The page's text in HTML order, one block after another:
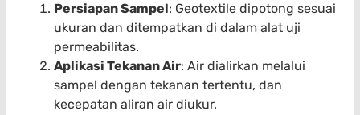
Persiapan Sampel: Geotextile dipotong sesuai
ukuran dan ditempatkan di dalam alat uji
permeabilitas.
Aplikasi Tekanan Air: Air dialirkan melalui
sampel dengan tekanan tertentu, dan
kecepatan aliran air diukur.